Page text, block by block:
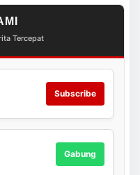
Tercepat
Subscribe
Gabung